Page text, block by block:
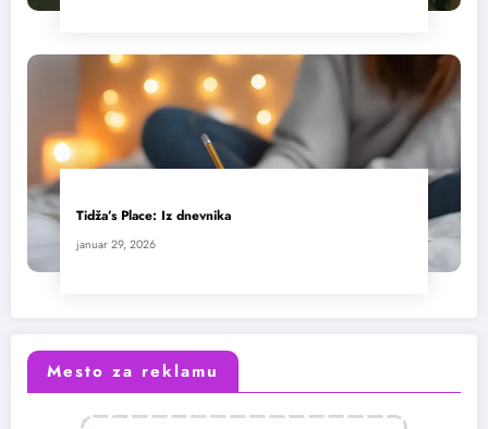
Tidža’s Place: Iz dnevnika
januar 29, 2026
Mesto za reklamu